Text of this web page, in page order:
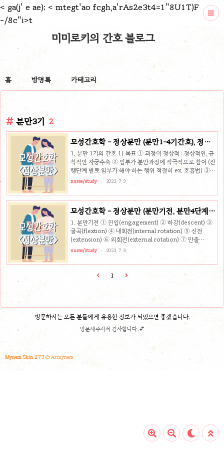
< ga(j' e ae); < mtegt'ao fcgh,a'rAs2e3t4=1"8U1T)F
-/8c"i>t
미미로키의 간호 블로그
홈 방명록 카테고리
분만3기 2
모성간호학 - 정상분만 (분만1-4기간호), 정상
산욕(산욕기 간호)
1. 분만 1기의 간호 1) 목표 ① 과정이 정상적 : 정상적인, 규
칙적인 자궁수축 ② 임부가 분만과정에 적극적으로 참여 (진
행단계 별로 임부가 해야 하는 행위 적절히 ex. 호흡법) ③
임부의 불편감 완화 : 통증 (마사지법, 호흡법, 이완법) ④ 태
와 nutrition 공급 ⑦ 가족과 의료진 간에 치료적인 관계 성
상태, 과거산과력(합병증, 진통유형, 마취, 분만종류, 아기상
태), 현재 임신력(각종 검사결과) ② 주호소 : 입원하게 된 이
유 ③ Vital Sign / BP Check : 정상보다 10mmHg 초과 시
주의(자간증) → 수축 후 이완 시 검사 ④ 자궁수축의 ..
nurse/study 2023. 7. 9.
모성간호학 - 정상분만 (분만기전, 분만4단계,
분만시 모체의 생리적 적응)
1. 분만기전 ① 진입(engagement) ② 하강(descent) ③
굴곡(flextion) ④ 내회전(internal rotation) ⑤ 신전
(extension) ⑥ 외회전(external rotation) ⑦ 만출
(expulsion) 1) 진입(engagement) ① 아두가 골반입구에
들어옴 ② 초산부 : 분만 2주 전(단단한 복근) ③ 경산부 : 분
만시작과 함께 태아의 시상봉합이 골반입구에 횡경 or 사경
으로 진입 ④ 복부검진 or 질검진으로 확인 가능 2) 하강
표시. 3) 굴곡(flextion) ① 선..
nurse/study 2023. 7. 9.
1
방문하시는 모든 분들에게 유용한 정보가 되었으면 좋겠습니다.
방문해주셔서 감사합니다 .💕
Mynem Skin 2.7.3© Armynem